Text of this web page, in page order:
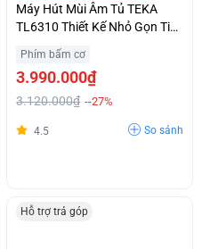
Máy Hút Mùi Âm Tủ TEKA
TL6310 Thiết Kế Nhỏ Gọn Tiết
Phím bấm cơ
3.990.000₫
3.120.000₫ --27%
4.5 So sánh
Hỗ trợ trả góp